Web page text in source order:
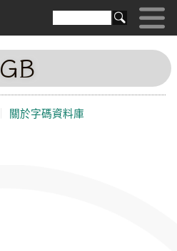
GB
關於字碼資料庫